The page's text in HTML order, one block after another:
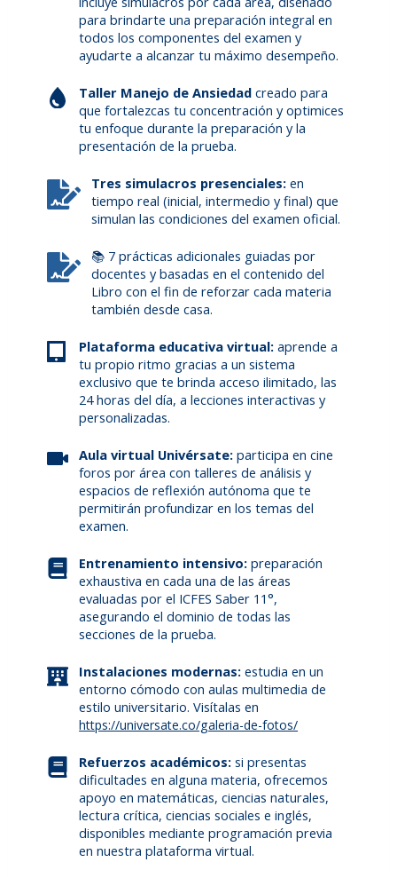
para brindarte una preparación integral en
todos los componentes del examen y
ayudarte a alcanzar tu máximo desempeño.
Taller Manejo de Ansiedad creado para
que fortalezcas tu concentración y optimices
tu enfoque durante la preparación y la
presentación de la prueba.
Tres simulacros presenciales: en
tiempo real (inicial, intermedio y final) que
simulan las condiciones del examen oficial.
📚 7 prácticas adicionales guiadas por
docentes y basadas en el contenido del
Libro con el fin de reforzar cada materia
también desde casa.
Plataforma educativa virtual:aprende a
tu propio ritmo gracias a un sistema
exclusivo que te brinda acceso ilimitado, las
24 horas del día, a lecciones interactivas y
personalizadas.
Aula virtual Univérsate: participa en cine
foros por área con talleres de análisis y
espacios de reflexión autónoma que te
permitirán profundizar en los temas del
examen.
Entrenamiento intensivo: preparación
exhaustiva en cada una de las áreas
evaluadas por el ICFES Saber 11°,
asegurando el dominio de todas las
secciones de la prueba.
Instalaciones modernas: estudia en un
entorno cómodo con aulas multimedia de
estilo universitario. Visítalas en
https://universate.co/galeria-de-fotos/
Refuerzos académicos:si presentas
dificultades en alguna materia, ofrecemos
apoyo en matemáticas, ciencias naturales,
lectura crítica, ciencias sociales e inglés,
disponibles mediante programación previa
en nuestra plataforma virtual.